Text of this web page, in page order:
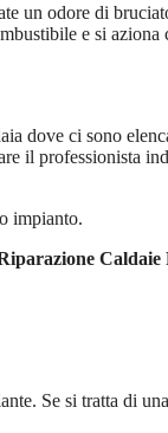
un odore di
e si
dove ci sono
il professionista
impianto.
Se si tratta di